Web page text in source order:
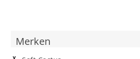
Merken